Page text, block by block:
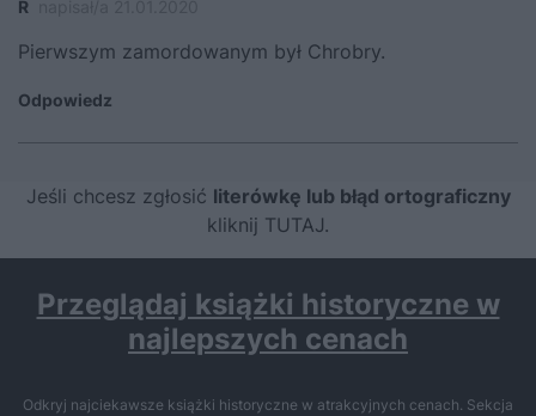
R
Pierwszym zamordowanym był Chrobry.
Odpowiedz
Jeśli chcesz zgłosić literówkę lub błąd ortograficzny
kliknij TUTAJ.
Przeglądaj książki historyczne w
najlepszych cenach
Odkryj najciekawsze książki historyczne w atrakcyjnych cenach. Sekcja